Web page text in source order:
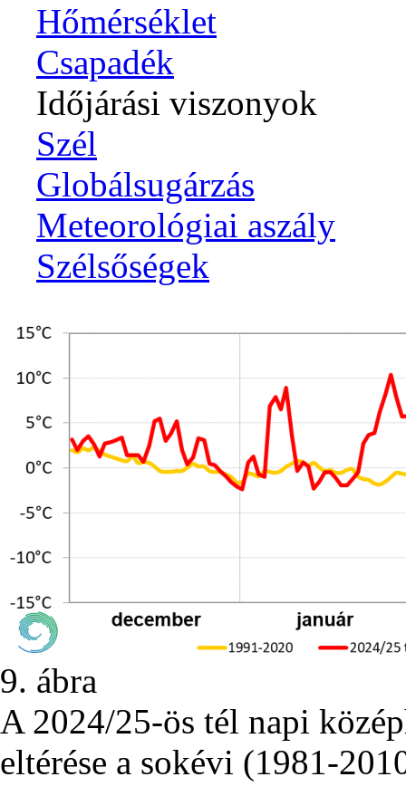
Hőmérséklet
Csapadék
Időjárási viszonyok
Szél
Globálsugárzás
Meteorológiai aszály
Szélsőségek
9. ábra
A 2024/25-ös tél napi
eltérése a sokévi (1981-